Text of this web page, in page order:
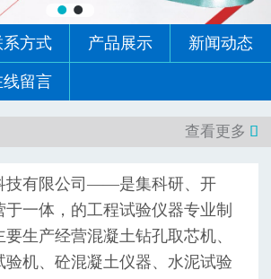
新闻动态
专题中心
系方式 产品展示 新闻动态
线留言
查看更多 
技有限公司——是集科研、开
一体，的工程试验仪器专业制
生产经营混凝土钻孔取芯机、
验机、砼混凝土仪器、水泥试验